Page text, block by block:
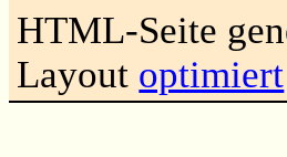
HTML-Seite
Layout optimiert